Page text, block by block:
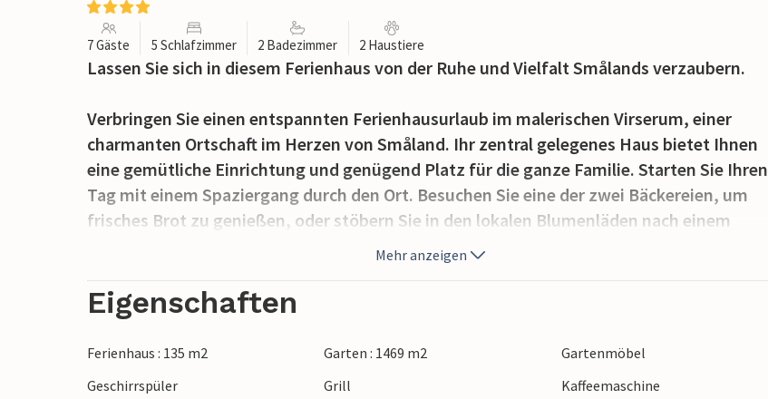
7 Gäste 5 Schlafzimmer 2 Badezimmer 2 Haustiere
Lassen Sie sich in diesem Ferienhaus von der Ruhe und Vielfalt Smålands verzaubern.
Verbringen Sie einen entspannten Ferienhausurlaub im malerischen Virserum, einer
charmanten Ortschaft im Herzen von Småland. Ihr zentral gelegenes Haus bietet Ihnen
eine gemütliche Einrichtung und genügend Platz für die ganze Familie. Starten Sie Ihren
Tag mit einem Spaziergang durch den Ort. Besuchen Sie eine der zwei Bäckereien, um
frisches Brot zu genießen, oder stöbern Sie in den lokalen Blumenläden nach einem
Nur wenige Gehminuten entfernt befindet sich das Kulturzentrum Bolaget, wo Sie eine
Kunsthalle, ein Möbelmuseum sowie ein Telekommunikationsmuseum erwarten.
Erleben Sie lokale Handwerkskunst bei Stinsen oder lassen Sie Ihre Kinder auf einem der
Mehr anzeigen
Eigenschaften
Ferienhaus : 135 m2 Garten : 1469 m2
Gartenmöbel
Geschirrspüler
Grill
Kaffeemaschine